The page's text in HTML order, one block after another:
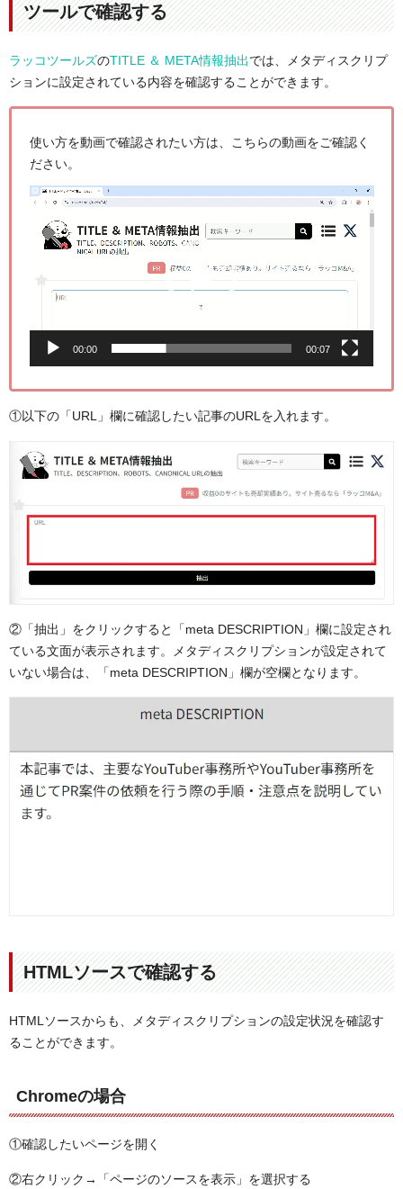
ツールで確認する
ラッコツールズのTITLE ＆ META情報抽出では、メタディスクリプ
ションに設定されている内容を確認することができます。
使い方を動画で確認されたい方は、こちらの動画をご確認く
ださい。
動
00:00 00:07
①以下の「URL」欄に確認したい記事のURLを入れます。
②「抽出」をクリックすると「meta DESCRIPTION」欄に設定され
ている文面が表示されます。メタディスクリプションが設定されて
いない場合は、「meta DESCRIPTION」欄が空欄となります。
HTMLソースで確認する
HTMLソースからも、メタディスクリプションの設定状況を確認す
ることができます。
Chromeの場合
①確認したいページを開く
②右クリック→「ページのソースを表示」を選択する